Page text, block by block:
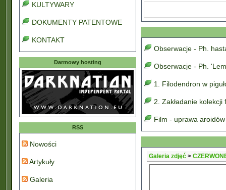
KULTYWARY
DOKUMENTY PATENTOWE
KONTAKT
Darmowy hosting
RSS
Nowości
Artykuły
Galeria
Obserwacje - Ph.
Obserwacje - Ph.
1. Filodendron w
2. Zakładanie
Film - uprawa
Galeria zdjęć >